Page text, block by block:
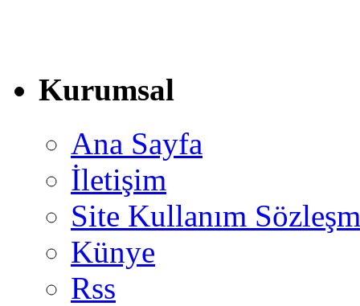
Kurumsal
Ana Sayfa
İletişim
Site Kullanım
Künye
Rss